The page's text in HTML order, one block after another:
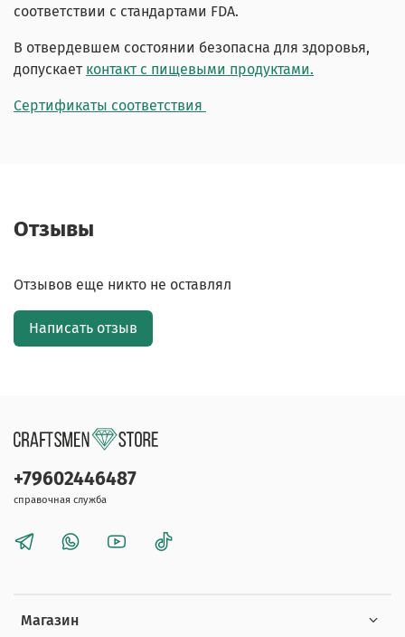
соответствии с стандартами FDA.
В отвердевшем состоянии безопасна для здоровья,
допускает контакт с пищевыми продуктами.
Сертификаты соответствия
Отзывы
Отзывов еще никто не оставлял
Написать отзыв
Магазин
+79602446487
справочная служба